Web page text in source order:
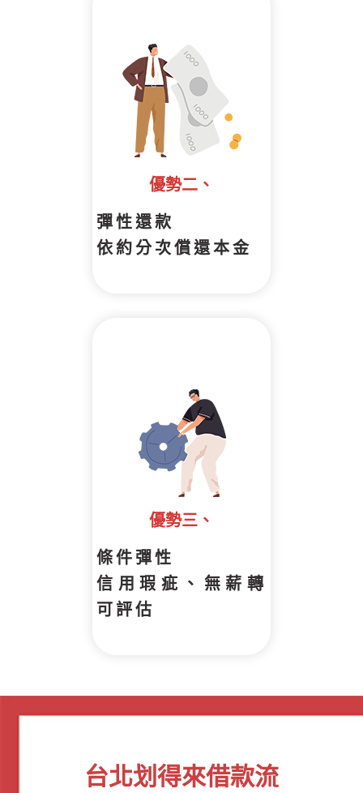
優勢二、
彈性還款
依約分次償還本金
優勢三、
條件彈性
信用瑕疵、無薪轉
可評估
台北划得來借款流